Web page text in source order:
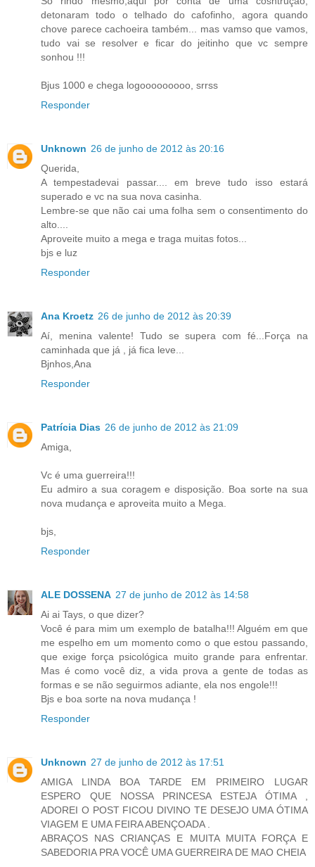
detonaram todo o telhado do cafofinho, agora quando
chove parece cachoeira também... mas vamso que vamos,
tudo vai se resolver e ficar do jeitinho que vc sempre
sonhou !!!
Bjus 1000 e chega logooooooooo, srrss
Responder
Unknown 26 de junho de 2012 às 20:16
Querida,
A tempestadevai passar.... em breve tudo isso estará
superado e vc na sua nova casinha.
Lembre-se que não cai uma folha sem o consentimento do
alto....
Aproveite muito a mega e traga muitas fotos...
bjs e luz
Responder
Ana Kroetz 26 de junho de 2012 às 20:39
Aí, menina valente! Tudo se supera com fé...Força na
caminhada que já , já fica leve...
Bjnhos,Ana
Responder
Patrícia Dias 26 de junho de 2012 às 21:09
Amiga,
Vc é uma guerreira!!!
Eu admiro a sua coragem e disposição. Boa sorte na sua
nova mudança e aproveita muito a Mega.
bjs,
Responder
ALE DOSSENA 27 de junho de 2012 às 14:58
Ai ai Tays, o que dizer?
Você é para mim um exemplo de batalha!!! Alguém em que
me espelho em um momento como o que estou passando,
que exige força psicológica muito grande para enfrentar.
Mas é como você diz, a vida prova a gente de todas as
formas e se não seguirmos adiante, ela nos engole!!!
Bjs e boa sorte na nova mudança !
Responder
Unknown 27 de junho de 2012 às 17:51
AMIGA LINDA BOA TARDE EM PRIMEIRO LUGAR
ESPERO QUE NOSSA PRINCESA ESTEJA ÓTIMA ,
ADOREI O POST FICOU DIVINO TE DESEJO UMA ÓTIMA
VIAGEM E UMA FEIRA ABENÇOADA .
ABRAÇOS NAS CRIANÇAS E MUITA MUITA FORÇA E
SABEDORIA PRA VOCÊ UMA GUERREIRA DE MAO CHEIA